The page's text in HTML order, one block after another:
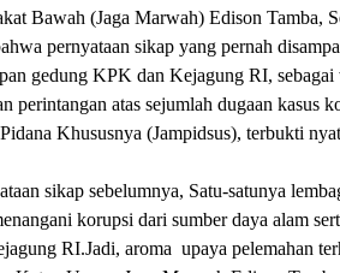
Bawah (Jaga Marwah) Edison Tamba,
pernyataan sikap yang pernah
gedung KPK dan Kejagung RI,
perintangan atas sejumlah dugaan kasus
Khususnya (Jampidsus), terbukti
sikap sebelumnya, Satu-satunya
korupsi dari sumber daya alam
RI.Jadi, aroma upaya pelemahan